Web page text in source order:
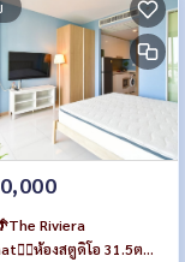
Riviera
ห้องสตูดิโอ 31.5ตรม